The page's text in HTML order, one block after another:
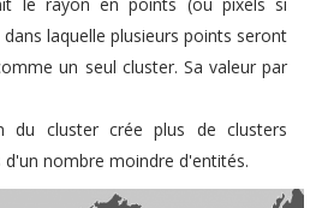
laquelle plusieurs points seront
un seul cluster. Sa valeur par
du cluster crée plus de clusters
nombre moindre d'entités.